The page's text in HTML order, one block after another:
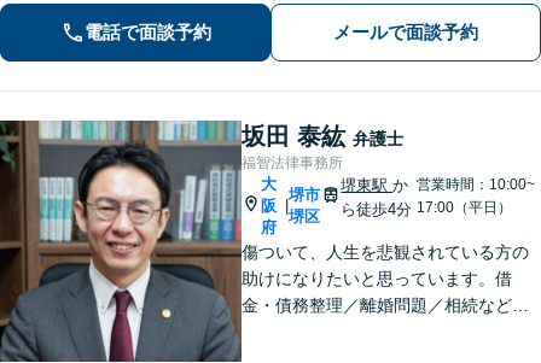
す【完全個室】
電話で面談予約 メールで面談予約
坂田 泰紘 弁護士
福智法律事務所
大
阪
府
|
堺市
堺区
堺東駅か
ら徒歩4分
営業時間：10:00~
17:00（平日）
傷ついて、人生を悲観されている方の
助けになりたいと思っています。借
金・債務整理／離婚問題／相続など、